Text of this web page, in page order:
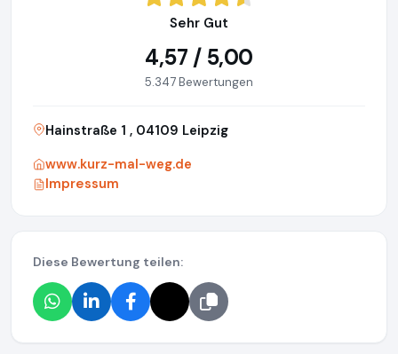
Sehr Gut
4,57 / 5,00
5.347 Bewertungen
Hainstraße 1 , 04109 Leipzig
www.kurz-mal-weg.de
Impressum
Diese Bewertung teilen: